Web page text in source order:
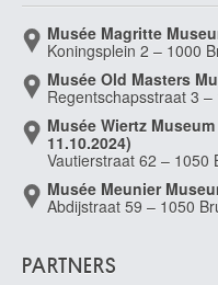
De Braekeleer Henri
Antwerpen 1840 - 1888
de Braekeleer Jacques
Antwerpen 1823 - 1906
de Bray Jan
Haarlem (Nederland) ca. 1627 -
de Bray Joseph
? 1605 - ? 1664
Amsterdam (Nederland) 1597 -
Musée Magritte
Koningsplein 2 – 1000
Musée Old Masters
Regentschapsstraat 3 –
Musée Wiertz
11.10.2024)
Vautierstraat 62 – 1050
Musée Meunier
Abdijstraat 59 – 1050
PARTNERS